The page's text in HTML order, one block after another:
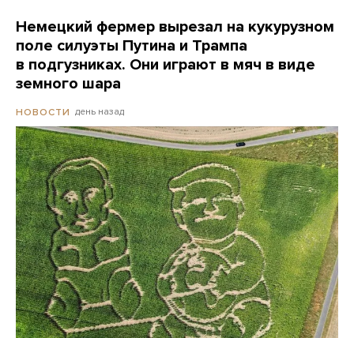
Немецкий фермер вырезал на кукурузном
поле силуэты Путина и Трампа
в подгузниках. Они играют в мяч в виде
земного шара
НОВОСТИ день назад